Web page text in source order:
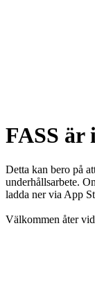
FASS
Detta kan bero på
underhållsarbete.
ladda ner via App
Välkommen åter